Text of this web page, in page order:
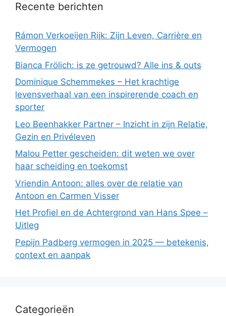
Recente berichten
Rámon Verkoeijen Rijk: Zijn Leven, Carrière en
Vermogen
Bianca Frölich: is ze getrouwd? Alle ins & outs
Dominique Schemmekes – Het krachtige
levensverhaal van een inspirerende coach en
sporter
Leo Beenhakker Partner – Inzicht in zijn Relatie,
Gezin en Privéleven
Malou Petter gescheiden: dit weten we over
haar scheiding en toekomst
Vriendin Antoon: alles over de relatie van
Antoon en Carmen Visser
Het Profiel en de Achtergrond van Hans Spee –
Uitleg
Pepijn Padberg vermogen in 2025 — betekenis,
context en aanpak
Categorieën